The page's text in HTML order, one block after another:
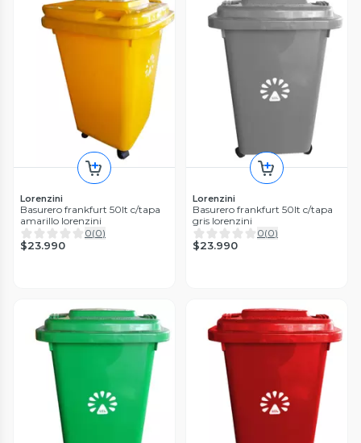
Lorenzini
Basurero frankfurt 50lt c/tapa
amarillo lorenzini
0(0)
$23.990
Lorenzini
Basurero frankfurt 50lt c/tapa
gris lorenzini
0(0)
$23.990